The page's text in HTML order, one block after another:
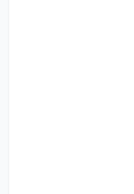
خبرنامه ما عضو شوید